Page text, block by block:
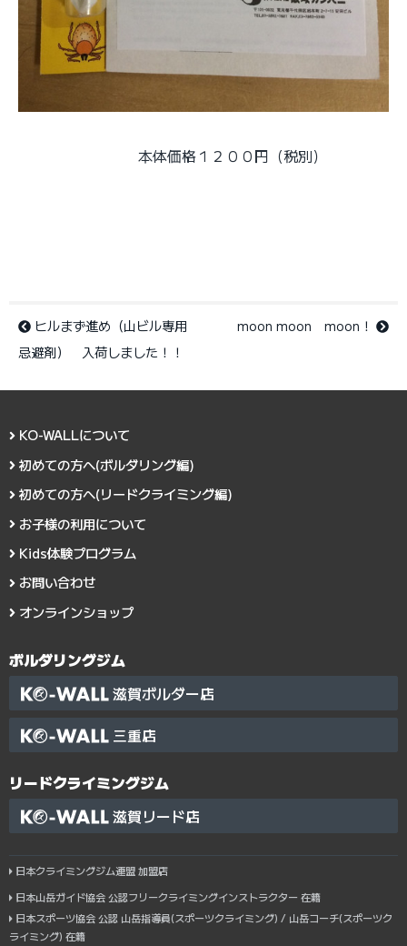
本体価格１２００円（税別）
ヒルまず進め（山ビル専用
忌避剤） 入荷しました！！
moon moon moon！
KO-WALLについて
初めての方へ(ボルダリング編)
初めての方へ(リードクライミング編)
お子様の利用について
Kids体験プログラム
お問い合わせ
オンラインショップ
ボルダリングジム
滋賀ボルダー店
三重店
リードクライミングジム
滋賀リード店
日本クライミングジム連盟 加盟店
日本山岳ガイド協会 公認フリークライミングインストラクター 在籍
日本スポーツ協会 公認 山岳指導員(スポーツクライミング) / 山岳コーチ(スポーツク
ライミング) 在籍